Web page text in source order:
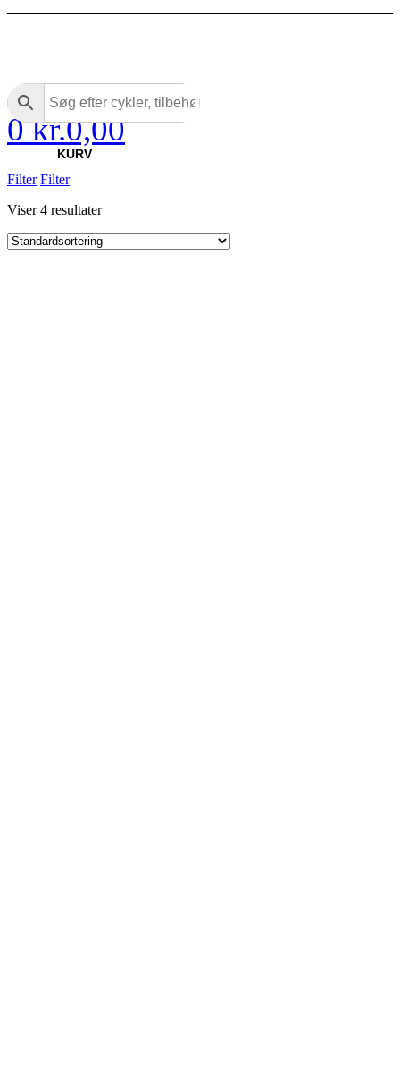
0 kr.0,00
KURV
Filter Filter
Viser 4 resultater